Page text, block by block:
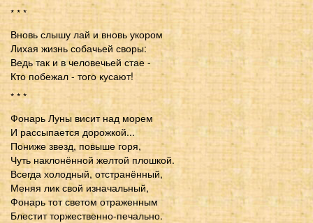
* * *
Вновь слышу лай и вновь укором
Лихая жизнь собачьей своры:
Ведь так и в человечьей стае -
Кто побежал - того кусают!
* * *
Фонарь Луны висит над морем
И рассыпается дорожкой...
Пониже звезд, повыше горя,
Чуть наклонённой желтой плошкой.
Всегда холодный, отстранённый,
Меняя лик свой изначальный,
Фонарь тот светом отраженным
Блестит торжественно-печально.